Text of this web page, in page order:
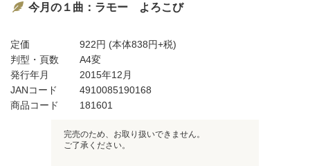
今月の１曲：ラモー よろこび
定価 922円 (本体838円+税)
判型・頁数
A4変
発行年月
2015年12月
JANコード
4910085190168
商品コード
181601
完売のため、お取り扱いできません。
ご了承ください。